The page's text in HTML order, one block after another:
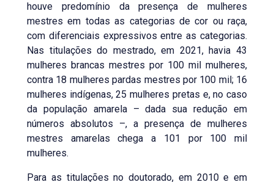
houve predomínio da presença de mulheres
mestres em todas as categorias de cor ou raça,
com diferenciais expressivos entre as categorias.
Nas titulações do mestrado, em 2021, havia 43
mulheres brancas mestres por 100 mil mulheres,
contra 18 mulheres pardas mestres por 100 mil; 16
mulheres indígenas, 25 mulheres pretas e, no caso
da população amarela – dada sua redução em
números absolutos –, a presença de mulheres
mestres amarelas chega a 101 por 100 mil
mulheres.
Para as titulações no doutorado, em 2010 e em